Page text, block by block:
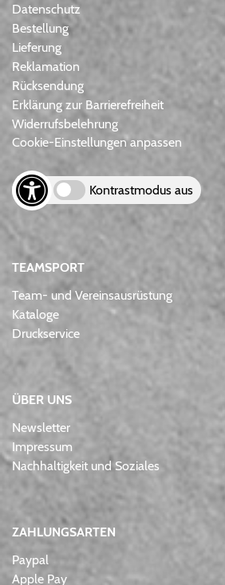
Datenschutz
Bestellung
Lieferung
Reklamation
Rücksendung
Erklärung zur Barrierefreiheit
Widerrufsbelehrung
Cookie-Einstellungen anpassen
Kontrastmodus aus
TEAMSPORT
Team- und Vereinsausrüstung
Kataloge
Druckservice
ÜBER UNS
Newsletter
Impressum
Nachhaltigkeit und Soziales
ZAHLUNGSARTEN
Paypal
Apple Pay